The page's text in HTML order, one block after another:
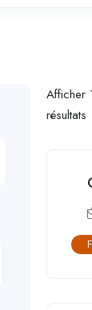
Afficher
résultats